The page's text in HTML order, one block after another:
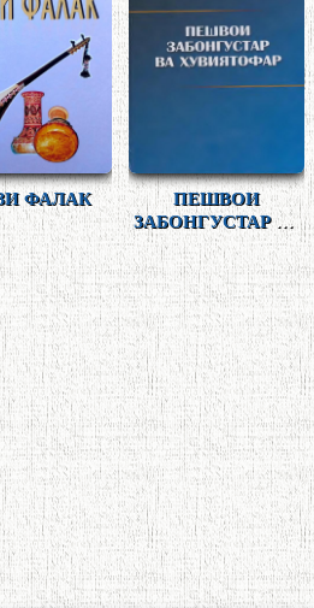
МУКОТИБАИ
САДРИДДИН
АЙНӢ ВА